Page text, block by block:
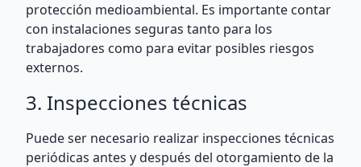
protección medioambiental. Es importante contar
con instalaciones seguras tanto para los
trabajadores como para evitar posibles riesgos
externos.
3. Inspecciones técnicas
Puede ser necesario realizar inspecciones técnicas
periódicas antes y después del otorgamiento de la